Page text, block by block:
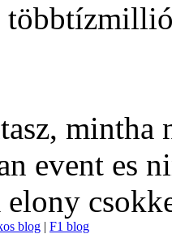
mintha
event es
blog | F1 blog